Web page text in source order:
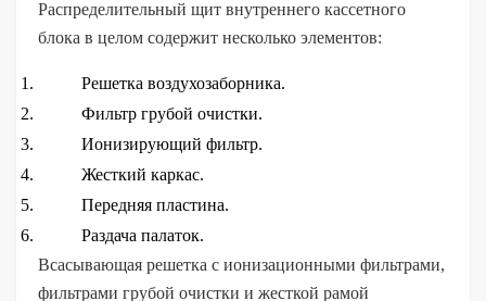
Распределительный щит внутреннего кассетного
блока в целом содержит несколько элементов:
Решетка воздухозаборника.
Фильтр грубой очистки.
Ионизирующий фильтр.
Жесткий каркас.
Передняя пластина.
Раздача палаток.
Всасывающая решетка с ионизационными фильтрами,
фильтрами грубой очистки и жесткой рамой